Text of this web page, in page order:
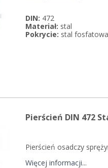
DIN: 472
Materiał: stal
Pokrycie: stal
Pierścień DIN 472
Pierścień osadczy
Więcej informacji...